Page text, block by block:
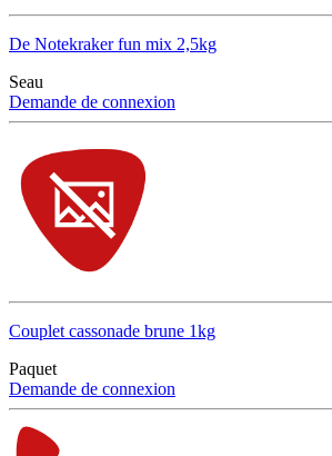
De Notekraker fun mix 2,5kg
Seau
Demande de connexion
Couplet cassonade brune 1kg
Paquet
Demande de connexion